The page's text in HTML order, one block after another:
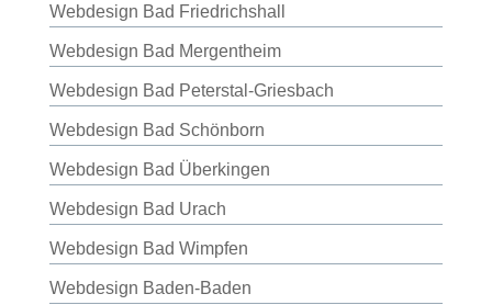
Webdesign Bad Friedrichshall
Webdesign Bad Mergentheim
Webdesign Bad Peterstal-Griesbach
Webdesign Bad Schönborn
Webdesign Bad Überkingen
Webdesign Bad Urach
Webdesign Bad Wimpfen
Webdesign Baden-Baden